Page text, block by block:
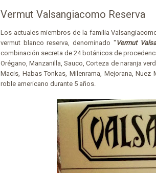
Vermut Valsangiacomo Reserva
Los actuales miembros de la familia
vermut blanco reserva, denominado " Vermut
combinación secreta de 24 botánicos de
Orégano, Manzanilla, Sauco, Corteza de naranja
Macis, Habas Tonkas, Milenrama, Mejorana,
roble americano durante 5 años.